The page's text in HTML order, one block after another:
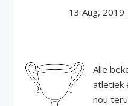
13 Aug, 2019
Alle
atletiek
nou